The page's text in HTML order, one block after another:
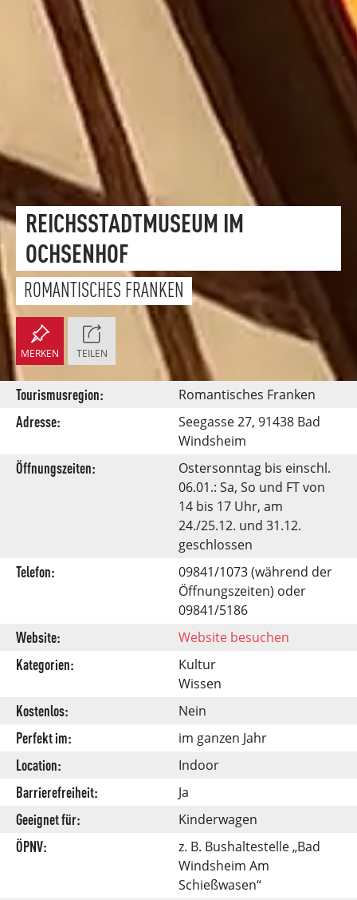
REICHSSTADTMUSEUM IM
OCHSENHOF
ROMANTISCHES FRANKEN
MERKEN TEILEN
Tourismusregion: Romantisches Franken
Adresse:
Seegasse 27, 91438 Bad
Windsheim
Öffnungszeiten:
Ostersonntag bis einschl.
06.01.: Sa, So und FT von
14 bis 17 Uhr, am
24./25.12. und 31.12.
geschlossen
Telefon:
09841/1073 (während der
Öffnungszeiten) oder
09841/5186
Website: Website besuchen
Kategorien:
Kultur
Wissen
Kostenlos: Nein
Perfekt im: im ganzen Jahr
Location: Indoor
Barrierefreiheit: Ja
Geeignet für: Kinderwagen
ÖPNV:
z. B. Bushaltestelle „Bad
Windsheim Am
Schießwasen“